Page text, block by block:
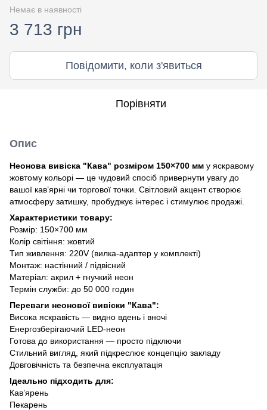
Немає в наявності
3 713 грн
Повідомити, коли з'явиться
Порівняти
Опис
Неонова вивіска "Кава" розміром 150×700 мм у яскравому
жовтому кольорі — це чудовий спосіб привернути увагу до
вашої кав’ярні чи торгової точки. Світловий акцент створює
атмосферу затишку, пробуджує інтерес і стимулює продажі.
Характеристики товару:
Розмір: 150×700 мм
Колір світіння: жовтий
Тип живлення: 220V (вилка-адаптер у комплекті)
Монтаж: настінний / підвісний
Матеріал: акрил + гнучкий неон
Термін служби: до 50 000 годин
Переваги неонової вивіски "Кава":
Висока яскравість — видно вдень і вночі
Енергозберігаючий LED-неон
Готова до використання — просто підключи
Стильний вигляд, який підкреслює концепцію закладу
Довговічність та безпечна експлуатація
Ідеально підходить для:
Кав’ярень
Пекарень